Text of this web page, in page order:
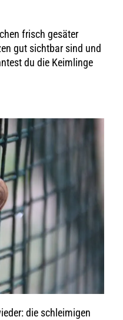
frisch gesäter
gut sichtbar sind und
du die Keimlinge
die schleimigen